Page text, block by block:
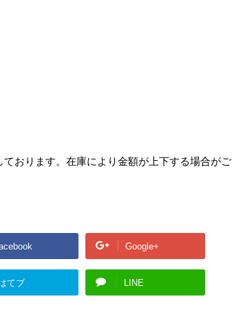
おります。在庫により金額が上下する場合がご
Google+
てブ LINE